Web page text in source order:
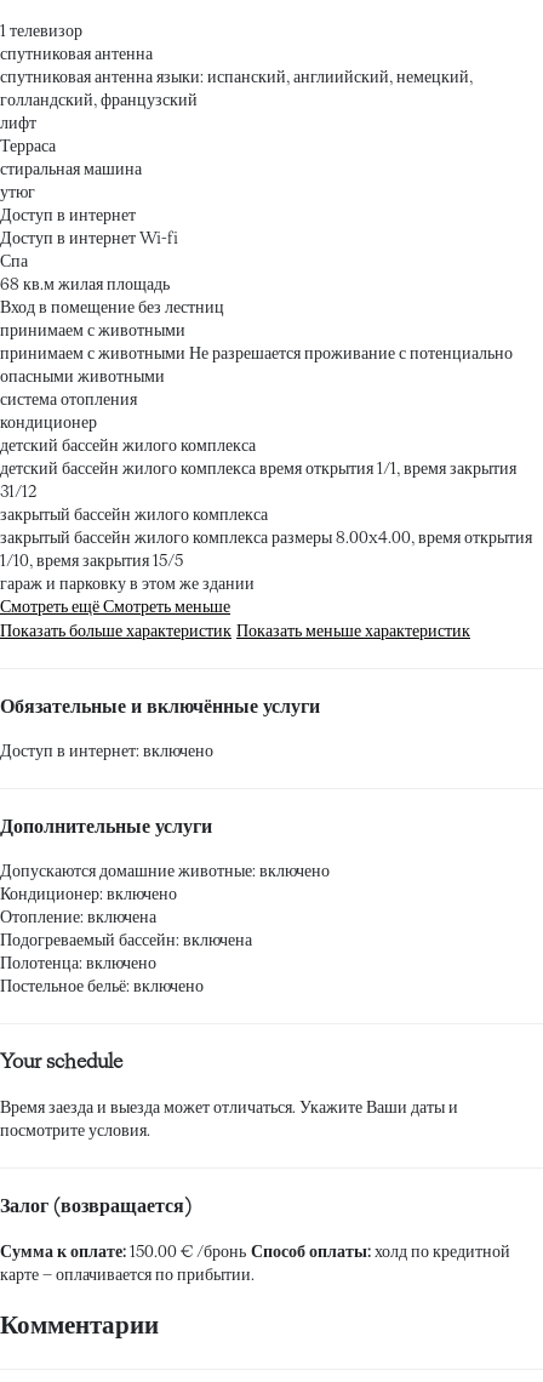
1 телевизор
спутниковая антенна
спутниковая антенна языки: испанский, англиийский, немецкий,
голландский, французский
лифт
Терраса
стиральная машина
утюг
Доступ в интернет
Доступ в интернет Wi-fi
Спа
68 кв.м жилая площадь
Вход в помещение без лестниц
принимаем с животными
принимаем с животными Не разрешается проживание с потенциально
опасными животными
система отопления
кондиционер
детский бассейн жилого комплекса
детский бассейн жилого комплекса время открытия 1/1, время закрытия
31/12
закрытый бассейн жилого комплекса
закрытый бассейн жилого комплекса размеры 8.00x4.00, время открытия
1/10, время закрытия 15/5
гараж и парковку в этом же здании
Смотреть ещё Смотреть меньше
Показать больше характеристик Показать меньше характеристик
Обязательные и включённые услуги
Доступ в интернет: включено
Дополнительные услуги
Допускаются домашние животные: включено
Кондиционер: включено
Отопление: включена
Подогреваемый бассейн: включена
Полотенца: включено
Постельное бельё: включено
Your schedule
Время заезда и выезда может отличаться. Укажите Ваши даты и
посмотрите условия.
Залог (возвращается)
Сумма к оплате: 150.00 € /бронь Способ оплаты: холд по кредитной
карте – оплачивается по прибытии.
Комментарии